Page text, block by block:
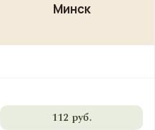
Минск
112 руб.